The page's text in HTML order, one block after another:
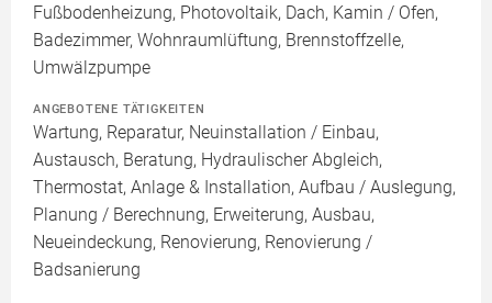
Fußbodenheizung, Photovoltaik, Dach, Kamin / Ofen,
Badezimmer, Wohnraumlüftung, Brennstoffzelle,
Umwälzpumpe
ANGEBOTENE TÄTIGKEITEN
Wartung, Reparatur, Neuinstallation / Einbau,
Austausch, Beratung, Hydraulischer Abgleich,
Thermostat, Anlage & Installation, Aufbau / Auslegung,
Planung / Berechnung, Erweiterung, Ausbau,
Neueindeckung, Renovierung, Renovierung /
Badsanierung